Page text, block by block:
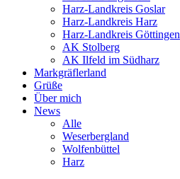
Harz-Landkreis Goslar
Harz-Landkreis Harz
Harz-Landkreis Göttingen
AK Stolberg
AK Ilfeld im Südharz
Markgräflerland
Grüße
Über mich
News
Alle
Weserbergland
Wolfenbüttel
Harz